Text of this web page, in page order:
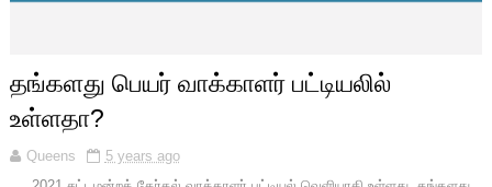
தங்களது பெயர் வாக்காளர் பட்டியலில்
உள்ளதா?
Queens
5 years ago